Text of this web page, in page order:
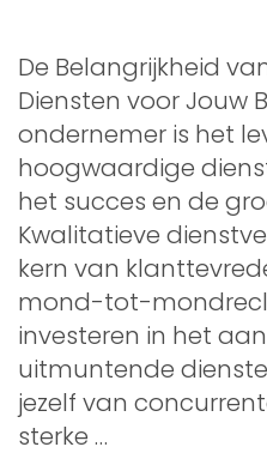
De Belangrijkheid
Diensten voor Jouw
ondernemer is het
hoogwaardige
het succes en de
Kwalitatieve
kern van
mond-tot-
investeren in het
uitmuntende
jezelf van
sterke …